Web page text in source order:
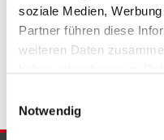
soziale Medien,
Partner führen diese
weiteren Daten
Notwendig
Wohnungsanzeigen Bad
Bad Eilsen
Immobilie Bad
Immobilienkauf Bad Eilsen